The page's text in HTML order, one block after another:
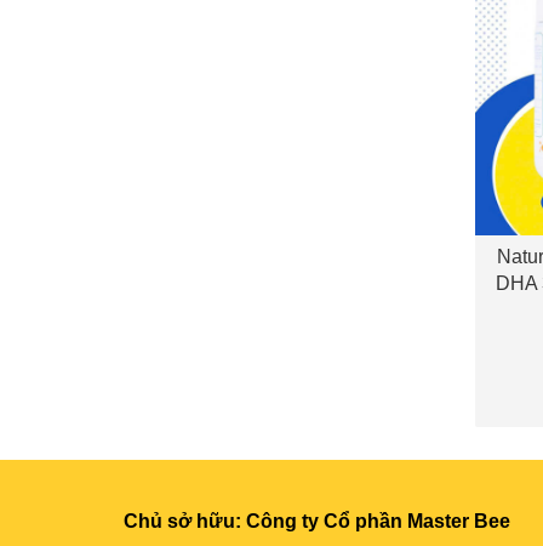
DHA
Chủ sở hữu: Công ty Cổ phần Master Bee